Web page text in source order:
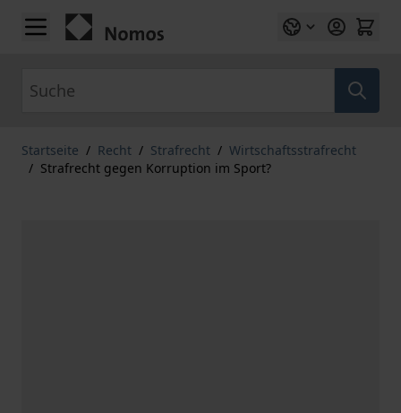
Zum Inhalt springen
Startseite / Recht / Strafrecht / Wirtschaftsstrafrecht
/ Strafrecht gegen Korruption im Sport?